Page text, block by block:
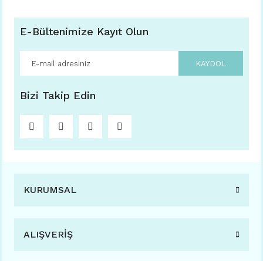
E-Bültenimize Kayıt Olun
KAYDOL
Bizi Takip Edin
KURUMSAL
ALIŞVERİŞ